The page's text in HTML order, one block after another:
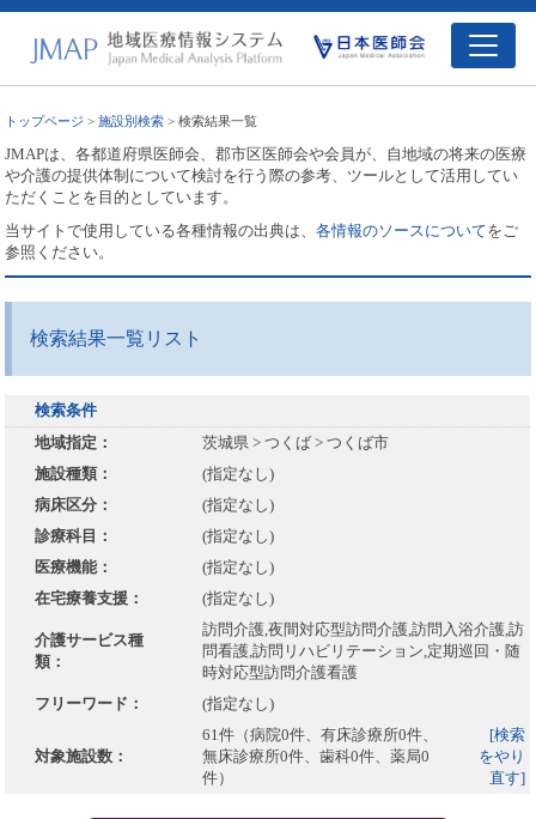
トップページ >施設別検索 > 検索結果一覧
JMAPは、各都道府県医師会、郡市区医師会や会員が、自地域の将来の医療
や介護の提供体制について検討を行う際の参考、ツールとして活用してい
ただくことを目的としています。
当サイトで使用している各種情報の出典は、各情報のソースについてをご
参照ください。
検索結果一覧リスト
検索条件
地域指定：
茨城県 > つくば > つくば市
施設種類：
(指定なし)
病床区分：
(指定なし)
診療科目：
(指定なし)
医療機能：
(指定なし)
在宅療養支援：
(指定なし)
介護サービス種
類：
訪問介護,夜間対応型訪問介護,訪問入浴介護,訪
問看護,訪問リハビリテーション,定期巡回・随
時対応型訪問介護看護
フリーワード：
(指定なし)
対象施設数：
61件（病院0件、有床診療所0件、
無床診療所0件、歯科0件、薬局0
件）
[検索
をやり
直す]